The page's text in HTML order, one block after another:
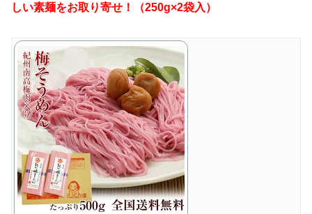
しい素麺をお取り寄せ！（250g×2袋入）